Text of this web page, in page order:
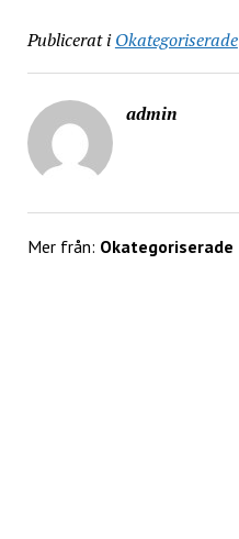
Publicerat i Okategoriserade
admin
Mer från: Okategoriserade